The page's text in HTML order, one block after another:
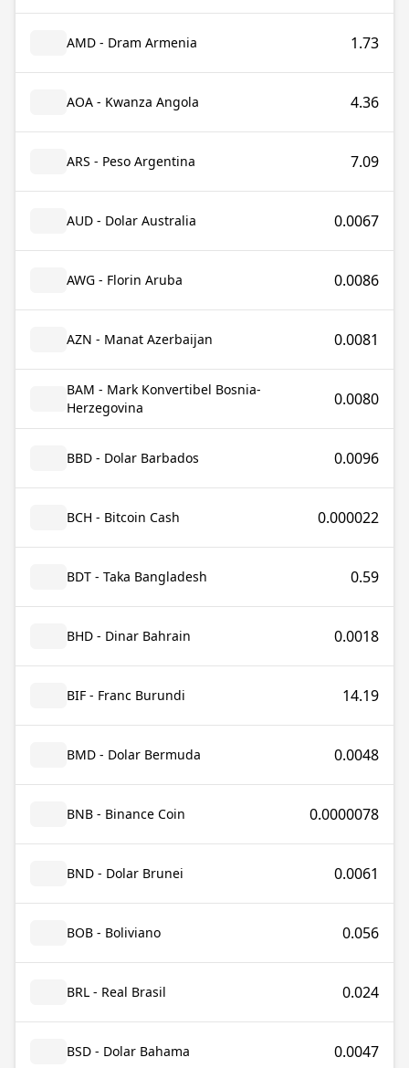
AMD - Dram Armenia 1.73
AOA - Kwanza Angola 4.36
ARS - Peso Argentina 7.09
AUD - Dolar Australia 0.0067
AWG - Florin Aruba 0.0086
AZN - Manat Azerbaijan 0.0081
BAM - Mark Konvertibel Bosnia-
Herzegovina
0.0080
BBD - Dolar Barbados 0.0096
BCH - Bitcoin Cash 0.000022
BDT - Taka Bangladesh 0.59
BHD - Dinar Bahrain 0.0018
BIF - Franc Burundi 14.19
BMD - Dolar Bermuda 0.0048
BNB - Binance Coin 0.0000078
BND - Dolar Brunei 0.0061
BOB - Boliviano 0.056
BRL - Real Brasil 0.024
BSD - Dolar Bahama 0.0047